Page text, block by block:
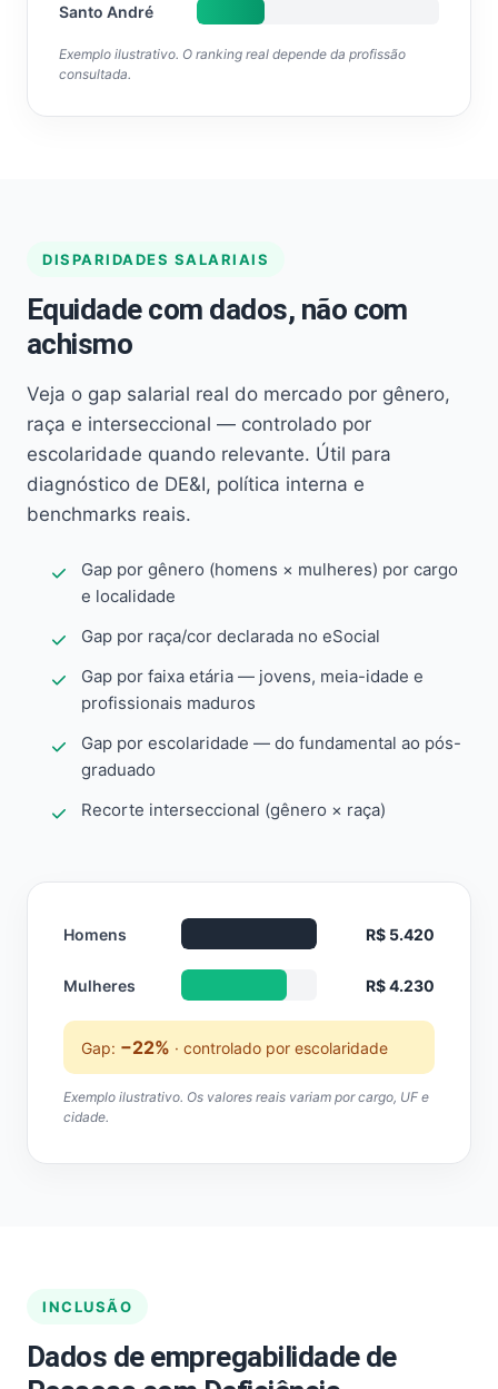
Santo André
Exemplo ilustrativo. O ranking real depende da profissão
consultada.
DISPARIDADES SALARIAIS
Equidade com dados, não com
achismo
Veja o gap salarial real do mercado por gênero,
raça e interseccional — controlado por
escolaridade quando relevante. Útil para
diagnóstico de DE&I, política interna e
benchmarks reais.
Gap por gênero (homens × mulheres) por cargo
e localidade
Gap por raça/cor declarada no eSocial
Gap por faixa etária — jovens, meia-idade e
profissionais maduros
Gap por escolaridade — do fundamental ao pós-
graduado
Recorte interseccional (gênero × raça)
Homens R$ 5.420
Mulheres R$ 4.230
Gap: −22% · controlado por escolaridade
Exemplo ilustrativo. Os valores reais variam por cargo, UF e
cidade.
INCLUSÃO
Dados de empregabilidade de